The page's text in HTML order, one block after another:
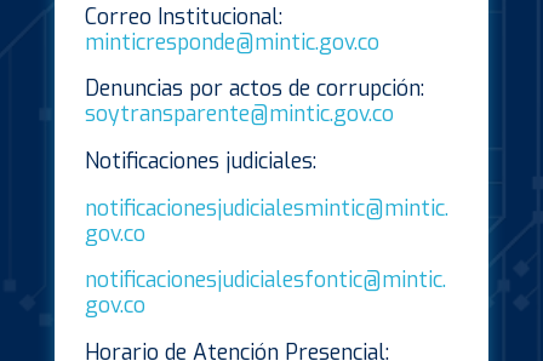
Correo Institucional:
minticresponde@mintic.gov.co
Denuncias por actos de corrupción:
soytransparente@mintic.gov.co
Notificaciones judiciales:
notificacionesjudicialesmintic@mintic.
gov.co
notificacionesjudicialesfontic@mintic.
gov.co
Horario de Atención Presencial: